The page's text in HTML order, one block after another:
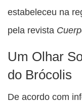
estabeleceu na
pela revista
Um Olhar
do Brócolis
De acordo com